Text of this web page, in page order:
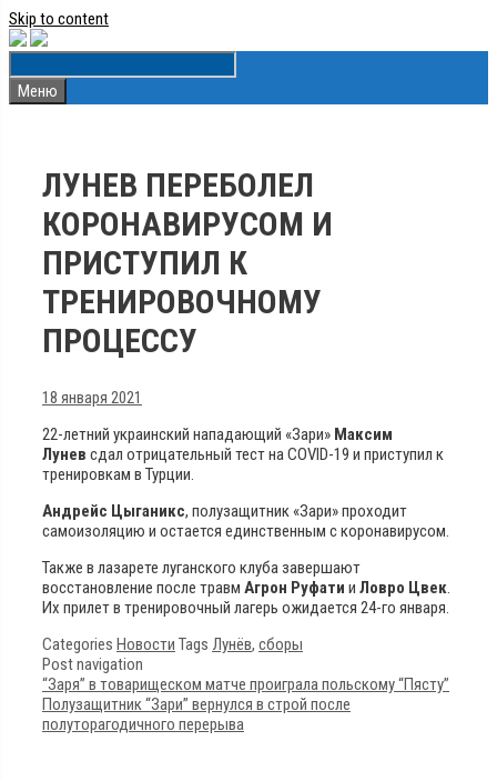
Skip to content
Меню
ЛУНЕВ ПЕРЕБОЛЕЛ
КОРОНАВИРУСОМ И
ПРИСТУПИЛ К
ТРЕНИРОВОЧНОМУ
ПРОЦЕССУ
18 января 2021
22-летний украинский нападающий «Зари» Максим
Лунев сдал отрицательный тест на COVID-19 и приступил к
тренировкам в Турции.
Андрейс Цыганикс, полузащитник «Зари» проходит
самоизоляцию и остается единственным с коронавирусом.
Также в лазарете луганского клуба завершают
восстановление после травм Агрон Руфати и Ловро Цвек.
Их прилет в тренировочный лагерь ожидается 24-го января.
Categories Новости Tags Лунёв, сборы
Post navigation
“Заря” в товарищеском матче проиграла польскому “Пясту”
Полузащитник “Зари” вернулся в строй после
полуторагодичного перерыва